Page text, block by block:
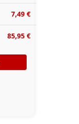
7,49 €
85,95 €